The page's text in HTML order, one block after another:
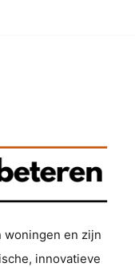
woningen en zijn
innovatieve